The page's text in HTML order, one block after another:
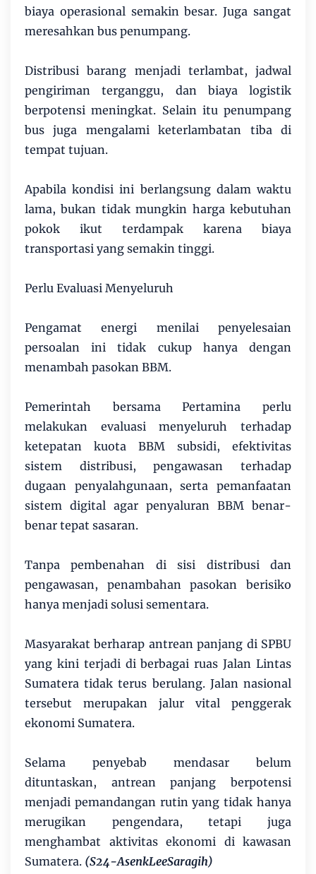
biaya operasional semakin besar. Juga sangat
meresahkan bus penumpang.
Distribusi barang menjadi terlambat, jadwal
pengiriman terganggu, dan biaya logistik
berpotensi meningkat. Selain itu penumpang
bus juga mengalami keterlambatan tiba di
tempat tujuan.
Apabila kondisi ini berlangsung dalam waktu
lama, bukan tidak mungkin harga kebutuhan
pokok ikut terdampak karena biaya
transportasi yang semakin tinggi.
Perlu Evaluasi Menyeluruh
Pengamat energi menilai penyelesaian
persoalan ini tidak cukup hanya dengan
menambah pasokan BBM.
Pemerintah bersama Pertamina perlu
melakukan evaluasi menyeluruh terhadap
ketepatan kuota BBM subsidi, efektivitas
sistem distribusi, pengawasan terhadap
dugaan penyalahgunaan, serta pemanfaatan
sistem digital agar penyaluran BBM benar-
benar tepat sasaran.
Tanpa pembenahan di sisi distribusi dan
pengawasan, penambahan pasokan berisiko
hanya menjadi solusi sementara.
Masyarakat berharap antrean panjang di SPBU
yang kini terjadi di berbagai ruas Jalan Lintas
Sumatera tidak terus berulang. Jalan nasional
tersebut merupakan jalur vital penggerak
ekonomi Sumatera.
Selama penyebab mendasar belum
dituntaskan, antrean panjang berpotensi
menjadi pemandangan rutin yang tidak hanya
merugikan pengendara, tetapi juga
menghambat aktivitas ekonomi di kawasan
Sumatera. (S24-AsenkLeeSaragih)